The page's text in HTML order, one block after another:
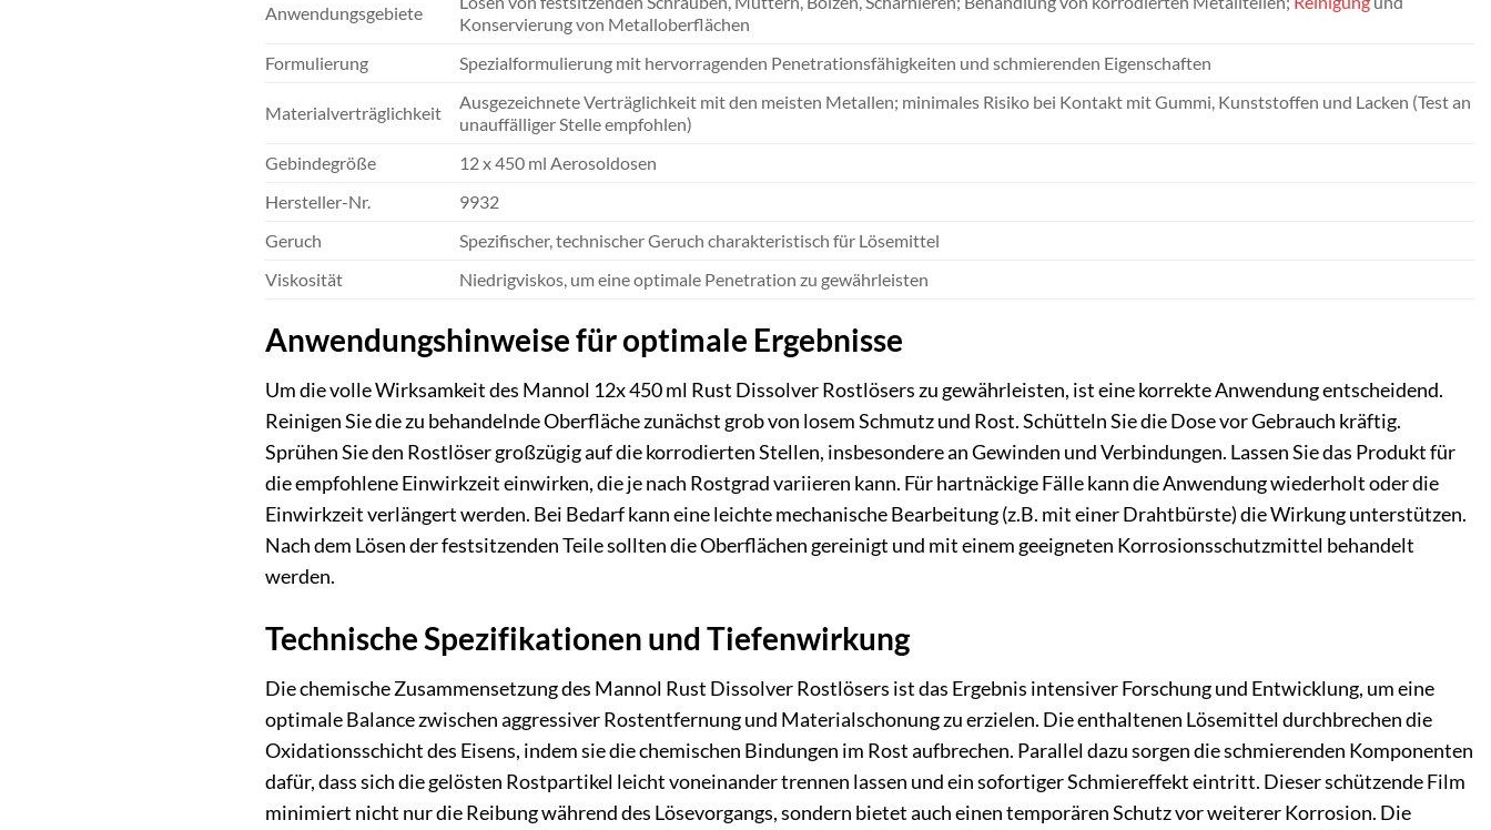
Anwendungsgebiete
Konservierung von Metalloberflächen
Formulierung
Spezialformulierung mit hervorragenden Penetrationsfähigkeiten und schmierenden Eigenschaften
Materialverträglichkeit
Ausgezeichnete Verträglichkeit mit den meisten Metallen; minimales Risiko bei Kontakt mit Gummi, Kunststoffen und Lacken (Test an
unauffälliger Stelle empfohlen)
Gebindegröße
12 x 450 ml Aerosoldosen
Hersteller-Nr.
9932
Geruch
Spezifischer, technischer Geruch charakteristisch für Lösemittel
Viskosität
Niedrigviskos, um eine optimale Penetration zu gewährleisten
Anwendungshinweise für optimale Ergebnisse
Um die volle Wirksamkeit des Mannol 12x 450 ml Rust Dissolver Rostlösers zu gewährleisten, ist eine korrekte Anwendung entscheidend.
Reinigen Sie die zu behandelnde Oberfläche zunächst grob von losem Schmutz und Rost. Schütteln Sie die Dose vor Gebrauch kräftig.
Sprühen Sie den Rostlöser großzügig auf die korrodierten Stellen, insbesondere an Gewinden und Verbindungen. Lassen Sie das Produkt für
die empfohlene Einwirkzeit einwirken, die je nach Rostgrad variieren kann. Für hartnäckige Fälle kann die Anwendung wiederholt oder die
Einwirkzeit verlängert werden. Bei Bedarf kann eine leichte mechanische Bearbeitung (z.B. mit einer Drahtbürste) die Wirkung unterstützen.
Nach dem Lösen der festsitzenden Teile sollten die Oberflächen gereinigt und mit einem geeigneten Korrosionsschutzmittel behandelt
werden.
Technische Spezifikationen und Tiefenwirkung
Die chemische Zusammensetzung des Mannol Rust Dissolver Rostlösers ist das Ergebnis intensiver Forschung und Entwicklung, um eine
optimale Balance zwischen aggressiver Rostentfernung und Materialschonung zu erzielen. Die enthaltenen Lösemittel durchbrechen die
Oxidationsschicht des Eisens, indem sie die chemischen Bindungen im Rost aufbrechen. Parallel dazu sorgen die schmierenden Komponenten
dafür, dass sich die gelösten Rostpartikel leicht voneinander trennen lassen und ein sofortiger Schmiereffekt eintritt. Dieser schützende Film
minimiert nicht nur die Reibung während des Lösevorgangs, sondern bietet auch einen temporären Schutz vor weiterer Korrosion. Die